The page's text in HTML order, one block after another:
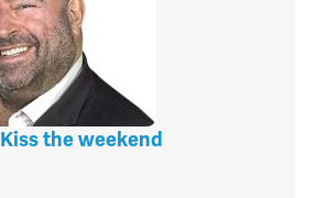
Kiss the weekend